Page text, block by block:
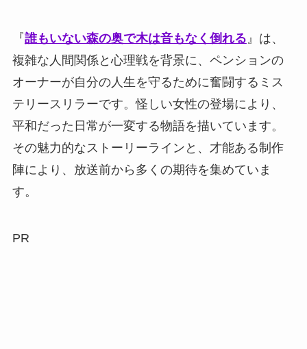
『誰もいない森の奥で木は音もなく倒れる』は、
複雑な人間関係と心理戦を背景に、ペンションの
オーナーが自分の人生を守るために奮闘するミス
テリースリラーです。怪しい女性の登場により、
平和だった日常が一変する物語を描いています。
その魅力的なストーリーラインと、才能ある制作
陣により、放送前から多くの期待を集めていま
す。
PR